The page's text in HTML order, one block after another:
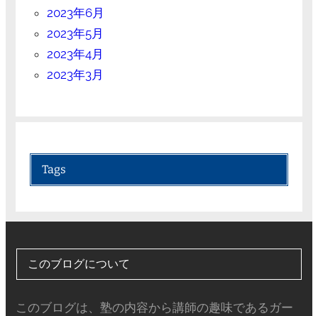
2023年6月
2023年5月
2023年4月
2023年3月
Tags
このブログについて
このブログは、塾の内容から講師の趣味であるガー